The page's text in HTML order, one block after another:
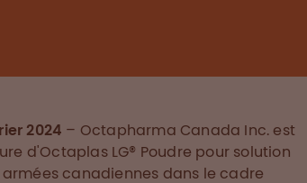
2024 – Octapharma Canada Inc. est
d'Octaplas LG® Poudre pour solution
canadiennes dans le cadre